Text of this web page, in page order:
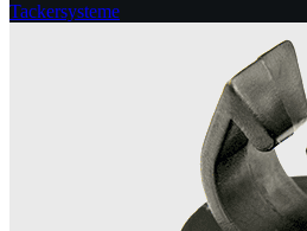
Tackersysteme